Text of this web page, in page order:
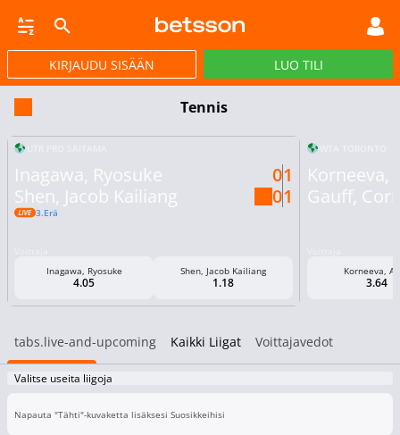
LIVEVETO HEVOSURHEILU POKERI VIRTUAALIURHEILU
KIRJAUDU SISÄÄN LUO TILI
Tennis
Inagawa, Ryosuke
Shen, Jacob Kailiang
0
0
1
1
3.erä
Inagawa, Ryosuke
4.05
Shen, Jacob Kailiang
1.18
Korneeva,
Gauff, Cori
Korneeva,
3.64
tabs.live-and-upcoming Kaikki Liigat Voittajavedot
Valitse useita liigoja
Napauta "Tähti"-kuvaketta lisäksesi Suosikkeihisi